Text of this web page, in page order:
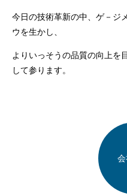
今日の技術革新の中、ゲ－ジ
ウを生かし、
よりいっそうの品質の向上を
して参ります。